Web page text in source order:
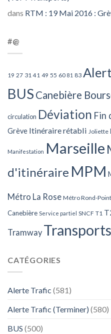
dans RTM : 19 Mai 2016 :
#@
19 27 31 41 49 55 60 81 83
BUS Canebière
circulation Déviation Fin
Grève Itinéraire rétabli Joliette
Manifestation Marseille
d'itinéraire MPM
Métro La Rose Métro Rond-
Canebière Service partiel SNCF T1
Tramway Transports
CATÉGORIES
Alerte Trafic (581)
Alerte Trafic (Terminer) (580)
BUS (500)